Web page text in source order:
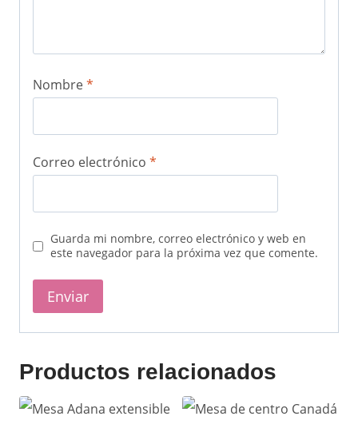
Nombre*
Correo electrónico *
Guarda mi nombre, correo electrónico y web en
este navegador para la próxima vez que comente.
Productos relacionados